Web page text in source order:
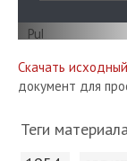
Скачать
документ для
Теги